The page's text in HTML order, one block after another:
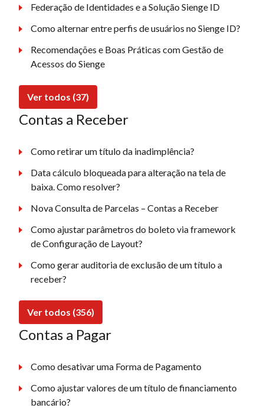
Federação de Identidades e a Solução Sienge ID
Como alternar entre perfis de usuários no Sienge ID?
Recomendações e Boas Práticas com Gestão de
Acessos do Sienge
Ver todos (37)
Contas a Receber
Como retirar um título da inadimplência?
Data cálculo bloqueada para alteração na tela de
baixa. Como resolver?
Nova Consulta de Parcelas – Contas a Receber
Como ajustar parâmetros do boleto via framework
de Configuração de Layout?
Como gerar auditoria de exclusão de um título a
receber?
Ver todos (356)
Contas a Pagar
Como desativar uma Forma de Pagamento
Como ajustar valores de um título de financiamento
bancário?